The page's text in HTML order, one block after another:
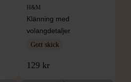
H&M
Klänning med
volangdetaljer
Gott skick
129 kr